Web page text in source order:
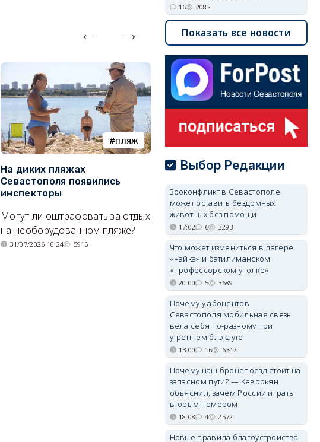
пляж
На диких пляжах
Севастополя появились
инспекторы
Могут ли оштрафовать за отдых
на необорудованном пляже?
31/07/2026 10:24 5915
туризм
Двух москвичей на
Крыма на километр в море
Спасатели благополучно
вернули туристов обратно на
сушу.
29/07/2026 17:03 6380
16 2082
Показать все новости
Выбор Редакции
Зооконфликт в Севастополе
может оставить бездомных
животных без помощи
17:02 6 3293
Что может измениться в лагере
«Чайка» и батилиманском
«профессорском уголке»
20:00 5 3689
Почему у абонентов
Севастополя мобильная связь
вела себя по-разному при
утреннем блэкауте
13:00 16 6347
Почему наш бронепоезд стоит на
запасном пути? — Кеворкян
объяснил, зачем России играть
вторым номером
18:08 4 2572
Новые правила благоустройства